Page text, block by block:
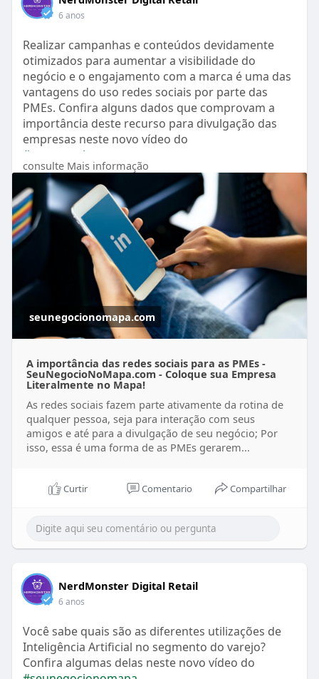
6 anos
Realizar campanhas e conteúdos devidamente
otimizados para aumentar a visibilidade do
negócio e o engajamento com a marca é uma das
vantagens do uso redes sociais por parte das
PMEs. Confira alguns dados que comprovam a
importância deste recurso para divulgação das
empresas neste novo vídeo do
#seunegocionomapa
https://seunegocionomapa.com/a....rtigo/a-
importancia-
consulte Mais informação
seunegocionomapa.com
A importância das redes sociais para as PMEs -
SeuNegocioNoMapa.com - Coloque sua Empresa
Literalmente no Mapa!
As redes sociais fazem parte ativamente da rotina de
qualquer pessoa, seja para interação com seus
amigos e até para a divulgação de seu negócio; Por
isso, essa é uma forma de as PMEs gerarem...
Curtir Comentario Compartilhar
NerdMonster Digital Retail
6 anos
Você sabe quais são as diferentes utilizações de
Inteligência Artificial no segmento do varejo?
Confira algumas delas neste novo vídeo do